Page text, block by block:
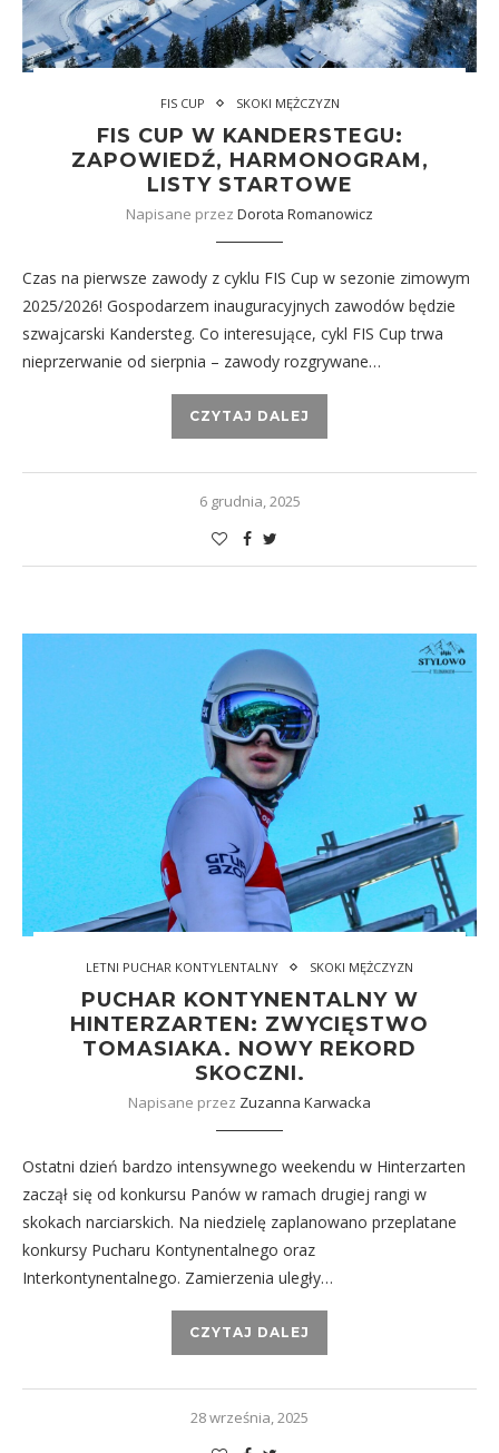
FIS CUP SKOKI MĘŻCZYZN
FIS CUP W KANDERSTEGU:
ZAPOWIEDŹ, HARMONOGRAM,
LISTY STARTOWE
Napisane przez Dorota Romanowicz
Czas na pierwsze zawody z cyklu FIS Cup w sezonie zimowym
2025/2026! Gospodarzem inauguracyjnych zawodów będzie
szwajcarski Kandersteg. Co interesujące, cykl FIS Cup trwa
nieprzerwanie od sierpnia – zawody rozgrywane…
CZYTAJ DALEJ
6 grudnia, 2025
LETNI PUCHAR KONTYLENTALNY SKOKI MĘŻCZYZN
PUCHAR KONTYNENTALNY W
HINTERZARTEN: ZWYCIĘSTWO
TOMASIAKA. NOWY REKORD
SKOCZNI.
Napisane przez Zuzanna Karwacka
Ostatni dzień bardzo intensywnego weekendu w Hinterzarten
zaczął się od konkursu Panów w ramach drugiej rangi w
skokach narciarskich. Na niedzielę zaplanowano przeplatane
konkursy Pucharu Kontynentalnego oraz
Interkontynentalnego. Zamierzenia uległy…
CZYTAJ DALEJ
28 września, 2025